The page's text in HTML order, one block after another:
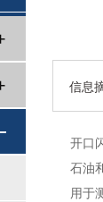
信息
开口
石油
用于